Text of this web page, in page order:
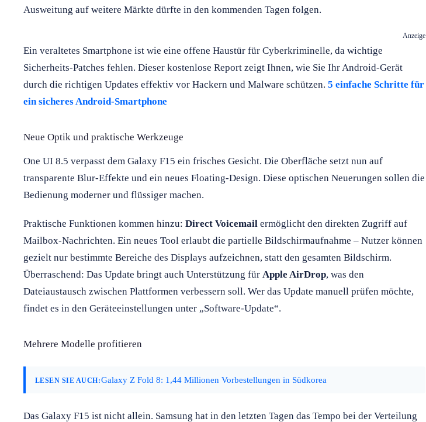
Ausweitung auf weitere Märkte dürfte in den kommenden Tagen folgen.
Anzeige
Ein veraltetes Smartphone ist wie eine offene Haustür für Cyberkriminelle, da wichtige
Sicherheits-Patches fehlen. Dieser kostenlose Report zeigt Ihnen, wie Sie Ihr Android-Gerät
durch die richtigen Updates effektiv vor Hackern und Malware schützen. 5 einfache Schritte für
ein sicheres Android-Smartphone
Neue Optik und praktische Werkzeuge
One UI 8.5 verpasst dem Galaxy F15 ein frisches Gesicht. Die Oberfläche setzt nun auf
transparente Blur-Effekte und ein neues Floating-Design. Diese optischen Neuerungen sollen die
Bedienung moderner und flüssiger machen.
Praktische Funktionen kommen hinzu: Direct Voicemail ermöglicht den direkten Zugriff auf
Mailbox-Nachrichten. Ein neues Tool erlaubt die partielle Bildschirmaufnahme – Nutzer können
gezielt nur bestimmte Bereiche des Displays aufzeichnen, statt den gesamten Bildschirm.
Überraschend: Das Update bringt auch Unterstützung für Apple AirDrop, was den
Dateiaustausch zwischen Plattformen verbessern soll. Wer das Update manuell prüfen möchte,
findet es in den Geräteeinstellungen unter „Software-Update“.
Mehrere Modelle profitieren
LESEN SIE AUCH:Galaxy Z Fold 8: 1,44 Millionen Vorbestellungen in Südkorea
Das Galaxy F15 ist nicht allein. Samsung hat in den letzten Tagen das Tempo bei der Verteilung